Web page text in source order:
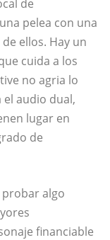
de
pelea con una
ellos. Hay un
cuida a los
no agria lo
audio dual,
lugar en
de
algo
financiable